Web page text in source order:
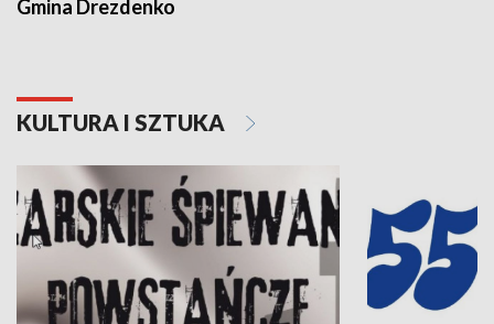
Gmina Drezdenko
KULTURA I SZTUKA